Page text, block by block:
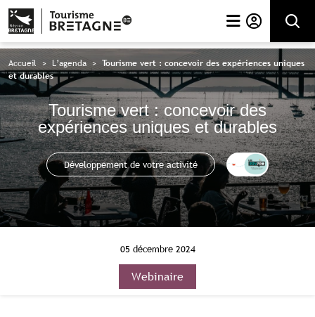
Rechercher
Accueil > L’agenda > Tourisme vert : concevoir des expériences uniques
et durables
Tourisme vert : concevoir des
expériences uniques et durables
Développement de votre activité
Cet
article
fait
parti
des
RDV
Webinaire
05 décembre 2024